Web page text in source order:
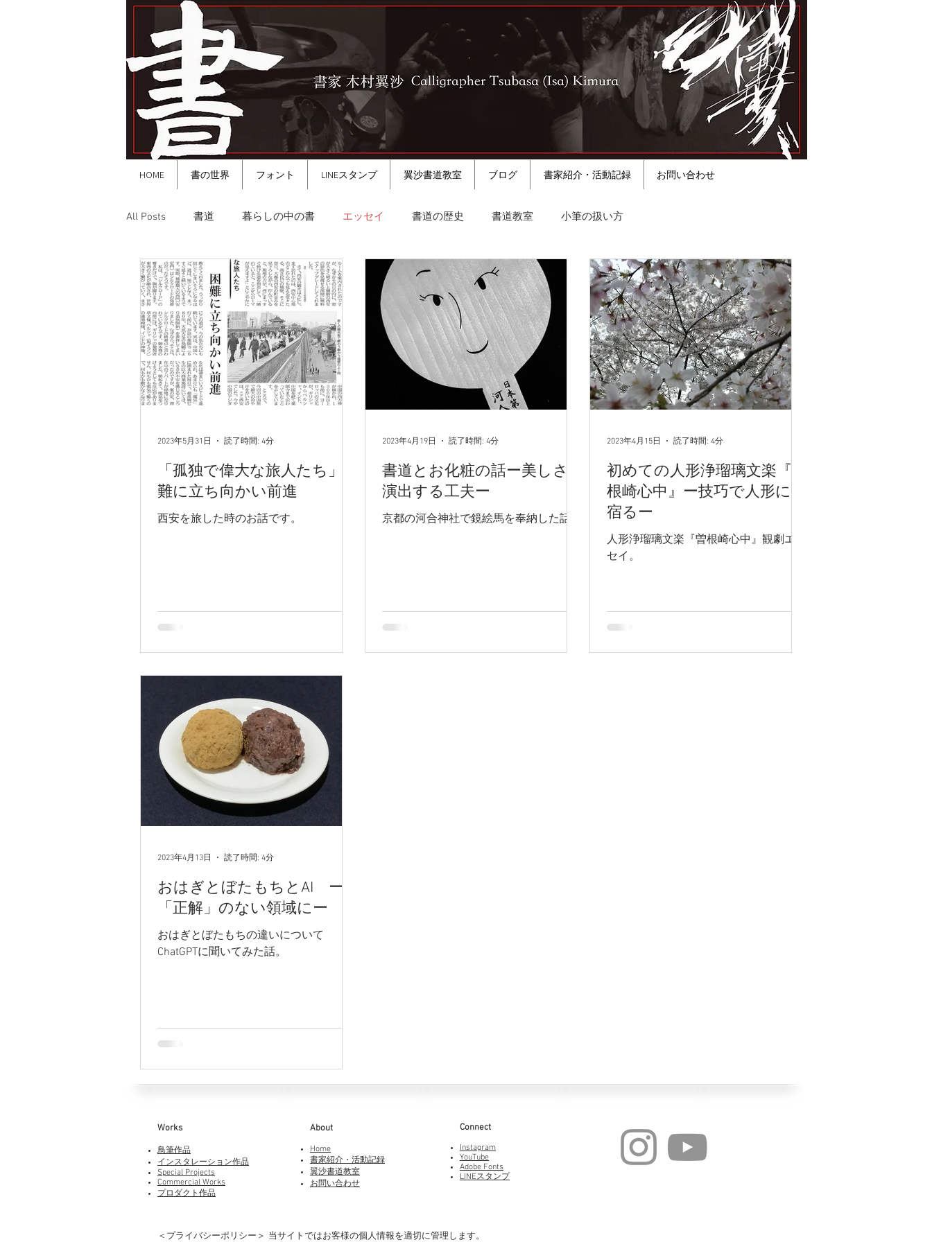
HOME 書の世界 フォント LINEスタンプ 翼沙書道教室 ブログ 書家紹介・活動記録 お問い合わせ
All Posts 書道 暮らしの中の書 エッセイ 書道の歴史 書道教室 小筆の扱い方
「孤独で偉大な旅人たち」困
難に立ち向かい前進
西安を旅した時のお話です。
2023年5月31日 読了時間: 4分
書道とお化粧の話ー美しさ
演出する工夫ー
京都の河合神社で鏡絵馬を奉納した話。
2023年4月19日 読了時間: 4分
初めての人形浄瑠璃文楽『曽
根崎心中』ー技巧で人形に命
宿るー
人形浄瑠璃文楽『曽根崎心中』観劇エッ
セイ。
2023年4月15日 読了時間: 4分
おはぎとぼたもちとAI ー
「正解」のない領域にー
おはぎとぼたもちの違いについて
ChatGPTに聞いてみた話。
2023年4月13日 読了時間: 4分
Works​
鳥筆作品
インスタレーション作品
Special Projects
Commercial Works
プロダクト作品
About
Home
書家紹介・活動記録
​翼沙書道教室
お問い合わせ
Connect
Instagram
YouTube
Adobe Fonts
LINEスタンプ
＜プライバシーポリシー＞ 当サイトではお客様の個人情報を適切に管理します。